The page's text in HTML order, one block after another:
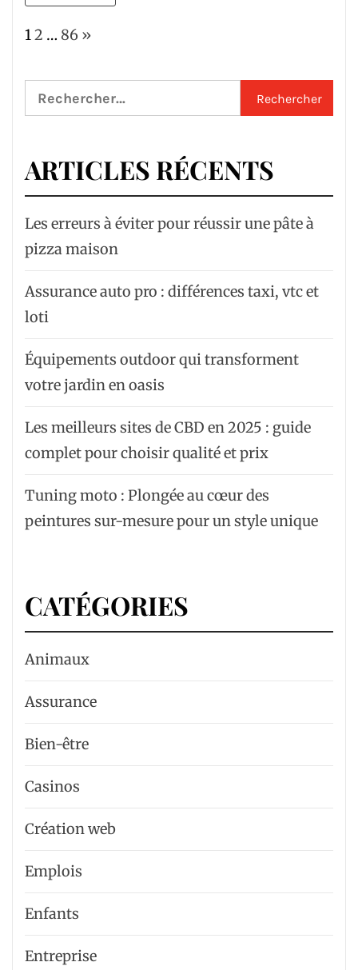
Page:
12 … 86 Next
»
Rechercher :
ARTICLES RÉCENTS
Les erreurs à éviter pour réussir une pâte à
pizza maison
Assurance auto pro : différences taxi, vtc et
loti
Équipements outdoor qui transforment
votre jardin en oasis
Les meilleurs sites de CBD en 2025 : guide
complet pour choisir qualité et prix
Tuning moto : Plongée au cœur des
peintures sur-mesure pour un style unique
CATÉGORIES
Animaux
Assurance
Bien-être
Casinos
Création web
Emplois
Enfants
Entreprise